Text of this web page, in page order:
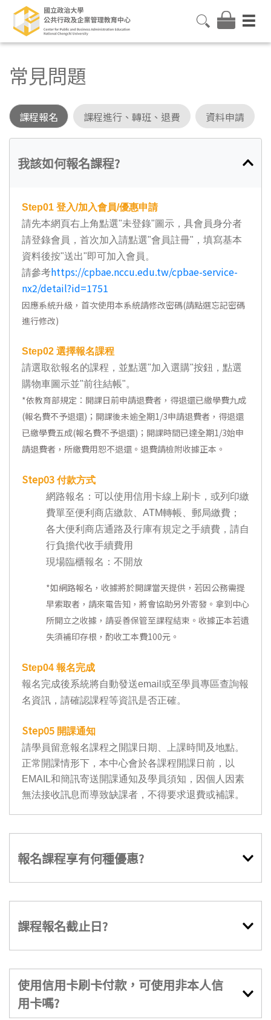
常見問題
課程報名 課程進行、轉班、退費 資料申請
我該如何報名課程?
Step01 登入/加入會員/優惠申請
請先本網頁右上角點選"未登錄"圖示，具會員身分者
請登錄會員，首次加入請點選"會員註冊"，填寫基本
資料後按"送出"即可加入會員。
請參考https://cpbae.nccu.edu.tw/cpbae-service-
nx2/detail?id=1751
因應系統升級，首次使用本系統請修改密碼(請點選忘記密碼
進行修改)
Step02 選擇報名課程
請選取欲報名的課程，並點選"加入選購"按鈕，點選
購物車圖示並"前往結帳"。
*依教育部規定：開課日前申請退費者，得退還已繳學費九成
(報名費不予退還)；開課後未逾全期1/3申請退費者，得退還
已繳學費五成(報名費不予退還)；開課時間已達全期1/3始申
請退費者，所繳費用恕不退還。退費請檢附收據正本。
Step03 付款方式
網路報名：可以使用信用卡線上刷卡，或列印繳
費單至便利商店繳款、ATM轉帳、郵局繳費；
各大便利商店通路及行庫有規定之手續費，請自
行負擔代收手續費用
現場臨櫃報名：不開放
*如網路報名，收據將於開課當天提供，若因公務需提
早索取者，請來電告知，將會協助另外寄發。拿到中心
所開立之收據，請妥善保管至課程結束。收據正本若遺
失須補印存根，酌收工本費100元。
Step04 報名完成
報名完成後系統將自動發送email或至學員專區查詢報
名資訊，請確認課程等資訊是否正確。
Step05 開課通知
請學員留意報名課程之開課日期、上課時間及地點。
正常開課情形下，本中心會於各課程開課日前，以
EMAIL和簡訊寄送開課通知及學員須知，因個人因素
無法接收訊息而導致缺課者，不得要求退費或補課。
報名課程享有何種優惠?
課程報名截止日?
使用信用卡刷卡付款，可使用非本人信
用卡嗎?